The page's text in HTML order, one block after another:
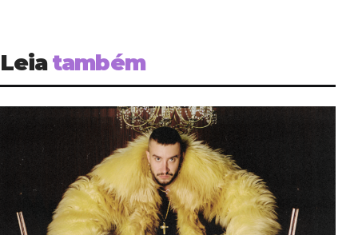
Leiatambém